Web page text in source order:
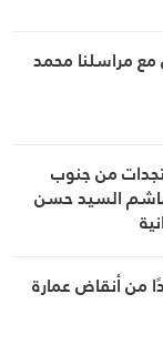
مع مراسلنا محمد
من جنوب
هاشم السيد حسن
19 شهيدًا من أنقاض عمارة